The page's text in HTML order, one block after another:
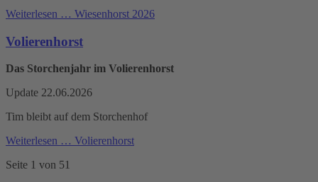
Weiterlesen … Wiesenhorst 2026
Volierenhorst
Das Storchenjahr im Volierenhorst
Update 22.06.2026
Tim bleibt auf dem Storchenhof
Weiterlesen … Volierenhorst
Seite 1 von 51